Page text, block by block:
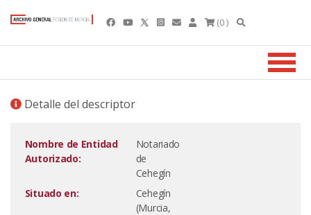
(0 )
Detalle del descriptor
Nombre de Entidad
Autorizado:
Notariado
de
Cehegín
Situado en:
Cehegín
(Murcia,